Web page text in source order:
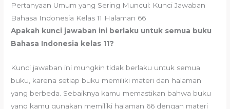
Pertanyaan Umum yang Sering Muncul: Kunci Jawaban
Bahasa Indonesia Kelas 11 Halaman 66
Apakah kunci jawaban ini berlaku untuk semua buku
Bahasa Indonesia kelas 11?
Kunci jawaban ini mungkin tidak berlaku untuk semua
buku, karena setiap buku memiliki materi dan halaman
yang berbeda. Sebaiknya kamu memastikan bahwa buku
yang kamu gunakan memiliki halaman 66 dengan materi